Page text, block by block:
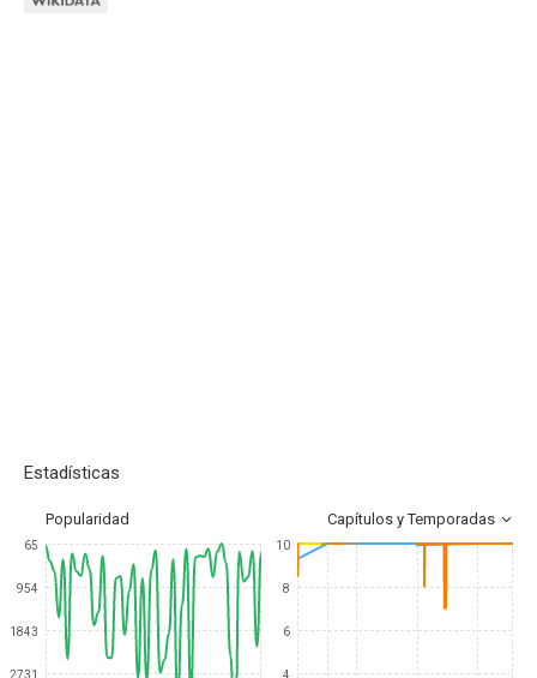
Estadísticas
Popularidad Capítulos y Temporadas
65
954
1843
2731
10
8
6
4